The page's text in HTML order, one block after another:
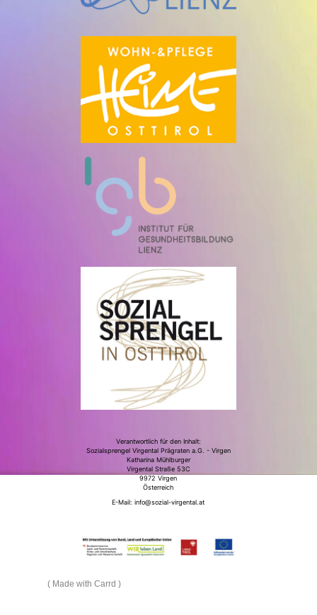
Verantwortlich für den Inhalt:
Sozialsprengel Virgental Prägraten a.G. - Virgen
Katharina Mühlburger
Virgental Straße 53C
9972 Virgen
Österreich
E-Mail:info@sozial-virgental.at
Made with Carrd